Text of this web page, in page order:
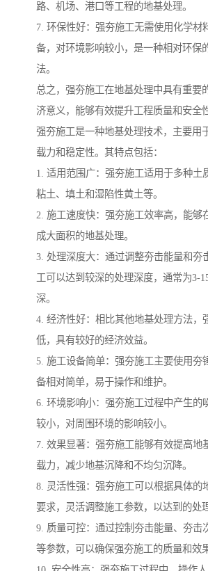
路、机场、港口等工程的地基处理。
7. 环保性好：强夯施工无需使用化学材
备，对环境影响较小，是一种相对环保
法。
总之，强夯施工在地基处理中具有重要
济意义，能够有效提升工程质量和安全性
强夯施工是一种地基处理技术，主要用
载力和稳定性。其特点包括：
1. 适用范围广：强夯施工适用于多种土
粘土、填土和湿陷性黄土等。
2. 施工速度快：强夯施工效率高，能够
成大面积的地基处理。
3. 处理深度大：通过调整夯击能量和夯
工可以达到较深的处理深度，通常为3-
深。
4. 经济性好：相比其他地基处理方法，
低，具有较好的经济效益。
5. 施工设备简单：强夯施工主要使用夯
备相对简单，易于操作和维护。
6. 环境影响小：强夯施工过程中产生的
较小，对周围环境的影响较小。
7. 效果显著：强夯施工能够有效提高地
载力，减少地基沉降和不均匀沉降。
8. 灵活性强：强夯施工可以根据具体的
要求，灵活调整施工参数，以达到的处
9. 质量可控：通过控制夯击能量、夯击
等参数，可以确保强夯施工的质量和效果